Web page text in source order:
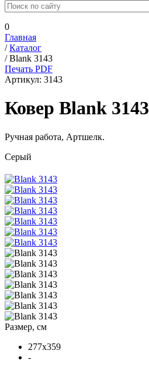
0
Главная
/Каталог
/Blank 3143
Печать PDF
Артикул: 3143
Ковер Blank 3143
Ручная работа, Артшелк.
Серый
Размер, см
277x359
-